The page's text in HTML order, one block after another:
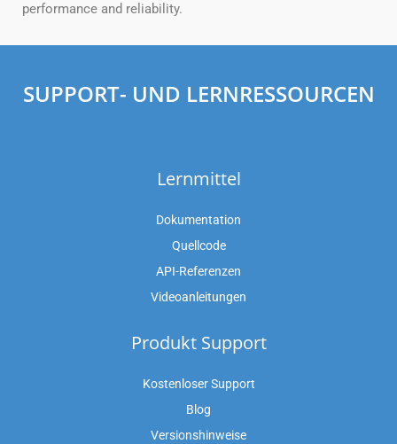
performance and reliability.
SUPPORT- UND LERNRESSOURCEN
Lernmittel
Dokumentation
Quellcode
API-Referenzen
Videoanleitungen
Produkt Support
Kostenloser Support
Blog
Versionshinweise